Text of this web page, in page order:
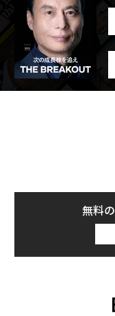
無料